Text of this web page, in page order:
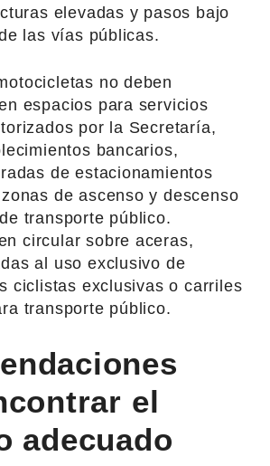
elevadas y pasos bajo
las vías públicas.
no deben
espacios para servicios
por la Secretaría,
bancarios,
de estacionamientos
de ascenso y descenso
transporte público.
circular sobre aceras,
al uso exclusivo de
ciclistas exclusivas o carriles
transporte público.
el
adecuado